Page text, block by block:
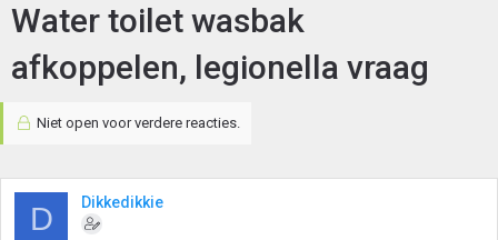
Water toilet wasbak
afkoppelen, legionella vraag
Niet open voor verdere reacties.
D Dikkedikkie